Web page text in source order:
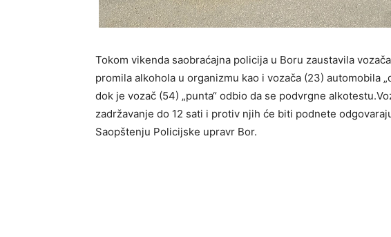
Tokom vikenda saobraćajna policija u Boru zaustavila
promila alkohola u organizmu kao i vozača (23) automobila
dok je vozač (54) „punta“ odbio da se podvrgne
zadržavanje do 12 sati i protiv njih će biti podnete
Saopštenju Policijske upravr Bor.